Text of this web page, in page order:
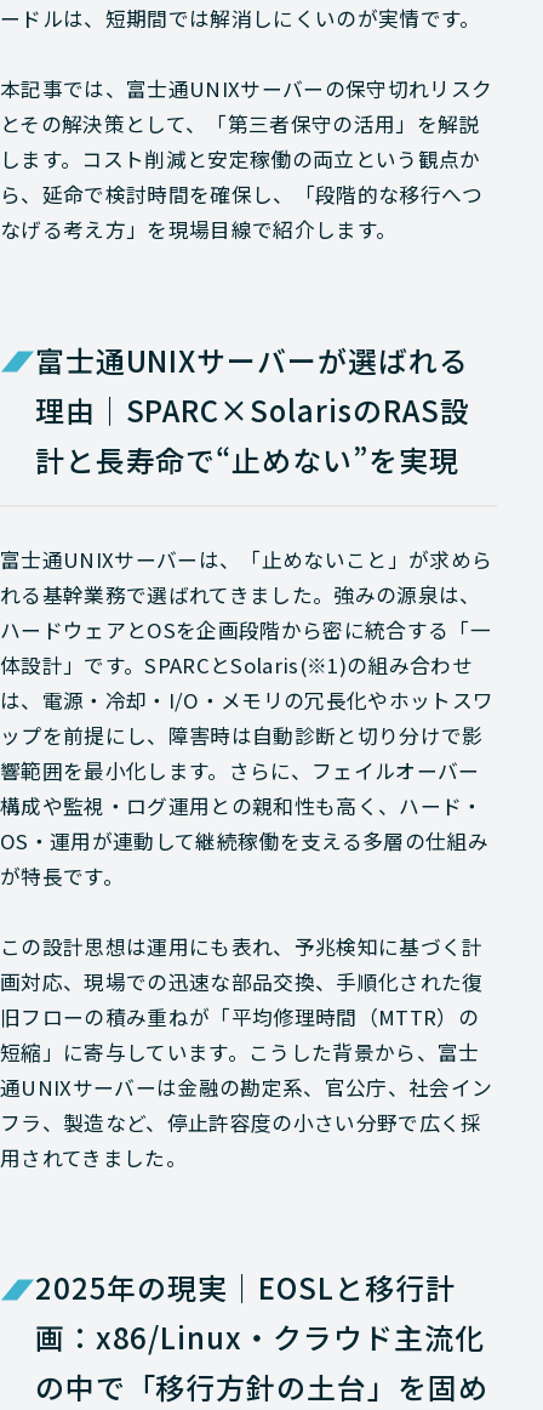
ードルは、短期間では解消しにくいのが実情です。
本記事では、富士通UNIXサーバーの保守切れリスク
とその解決策として、「第三者保守の活用」を解説
します。コスト削減と安定稼働の両立という観点か
ら、延命で検討時間を確保し、「段階的な移行へつ
なげる考え方」を現場目線で紹介します。
富士通UNIXサーバーが選ばれる
理由｜SPARC×SolarisのRAS設
計と長寿命で“止めない”を実現
富士通UNIXサーバーは、「止めないこと」が求めら
れる基幹業務で選ばれてきました。強みの源泉は、
ハードウェアとOSを企画段階から密に統合する「一
体設計」です。SPARCとSolaris(※1)の組み合わせ
は、電源・冷却・I/O・メモリの冗長化やホットスワ
ップを前提にし、障害時は自動診断と切り分けで影
響範囲を最小化します。さらに、フェイルオーバー
構成や監視・ログ運用との親和性も高く、ハード・
OS・運用が連動して継続稼働を支える多層の仕組み
が特長です。
この設計思想は運用にも表れ、予兆検知に基づく計
画対応、現場での迅速な部品交換、手順化された復
旧フローの積み重ねが「平均修理時間（MTTR）の
短縮」に寄与しています。こうした背景から、富士
通UNIXサーバーは金融の勘定系、官公庁、社会イン
フラ、製造など、停止許容度の小さい分野で広く採
用されてきました。
2025年の現実｜EOSLと移行計
画：x86/Linux・クラウド主流化
の中で「移行方針の土台」を固め